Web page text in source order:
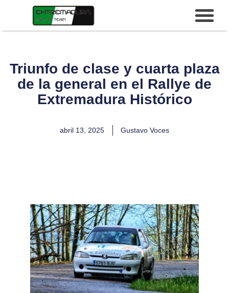
Triunfo de clase y cuarta plaza
de la general en el Rallye de
Extremadura Histórico
abril 13, 2025 Gustavo Voces